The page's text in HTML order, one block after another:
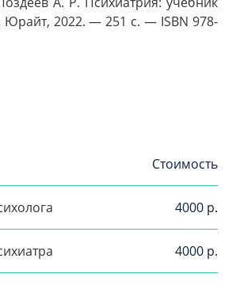
2022. — 251 с. — ISBN 978-
Стоимость
4000 р.
4000 р.